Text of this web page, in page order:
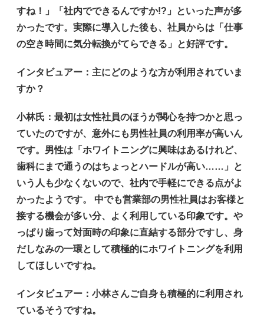
すね！」「社内でできるんですか!?」といった声が多
かったです。実際に導入した後も、社員からは「仕事
の空き時間に気分転換がてらできる」と好評です。
インタビュアー ：主にどのような方が利用されていま
すか？
小林氏 ：最初は女性社員のほうが関心を持つかと思っ
ていたのですが、意外にも男性社員の利用率が高いん
です。男性は「ホワイトニングに興味はあるけれど、
歯科にまで通うのはちょっとハードルが高い……」と
いう人も少なくないので、社内で手軽にできる点がよ
かったようです。 中でも営業部の男性社員はお客様と
接する機会が多い分、よく利用している印象です。や
っぱり歯って対面時の印象に直結する部分ですし、身
だしなみの一環として積極的にホワイトニングを利用
してほしいですね。
インタビュアー ：小林さんご自身も積極的に利用され
ているそうですね。